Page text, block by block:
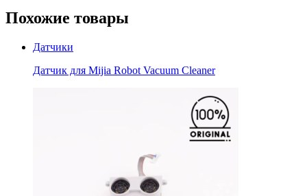
Похожие товары
Датчики
Датчик для Mijia Robot Vacuum Cleaner